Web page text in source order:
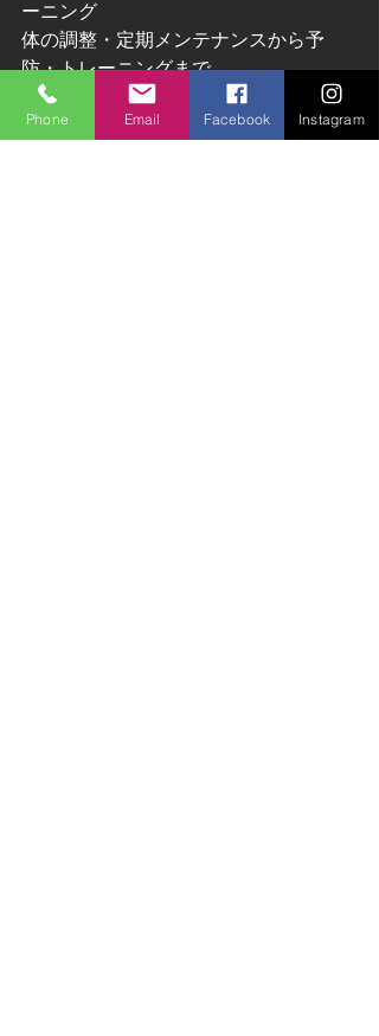
ーニング
体の調整・定期メンテナンスから予
防・トレーニングまで
＃寝違え
Phone Email Facebook Instagram